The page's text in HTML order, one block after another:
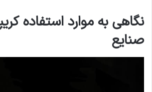
نگاهی به موارد استفاده
صنایع